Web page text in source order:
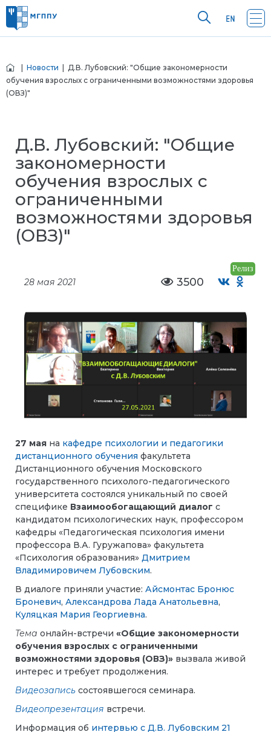
Новости | Д.В. Лубовский: "Общие закономерности
обучения взрослых с ограниченными возможностями здоровья
(ОВЗ)"
Д.В. Лубовский: "Общие
закономерности
обучения взрослых с
ограниченными
возможностями здоровья
(ОВЗ)"
Релиз
28 мая 2021 3500
27 мая на кафедре психологии и педагогики
дистанционного обучения факультета
Дистанционного обучения Московского
государственного психолого-педагогического
университета состоялся уникальный по своей
специфике Взаимообогащающий диалог с
кандидатом психологических наук, профессором
кафедры «Педагогическая психология имени
профессора В.А. Гуружапова» факультета
«Психология образования» Дмитрием
Владимировичем Лубовским.
В диалоге приняли участие: Айсмонтас Бронюс
Броневич, Александрова Лада Анатольевна,
Куляцкая Мария Георгиевна.
Тема онлайн-встречи «Общие закономерности
обучения взрослых с ограниченными
возможностями здоровья (ОВЗ)» вызвала живой
интерес и требует продолжения.
Видеозапись состоявшегося семинара.
Видеопрезентация встречи.
Информация об интервью с Д.В. Лубовским 21